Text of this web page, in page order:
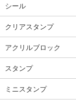
シール
クリアスタンプ
アクリルブロック
スタンプ
ミニスタンプ